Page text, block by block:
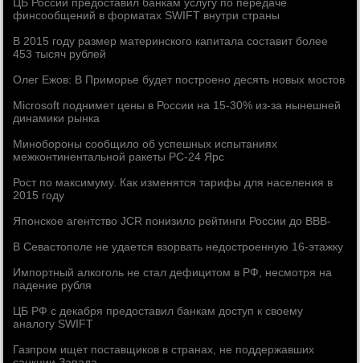
финсообщений в форматах SWIFT внутри страны
В 2015 году размер материнского капитала составит более
453 тысяч рублей
Олег Ежов: В Приморье будет построено десять новых мостов
Microsoft поднимет цены в России на 15-30% из-за нынешней
динамики рынка
Минобороны сообщило об успешных испытаниях
межконтинентальной ракеты РС-24 Ярс
Рост по максимуму. Как изменятся тарифы для населения в
2015 году
Японское агентство JCR понизило рейтинги России до ВВВ-
В Севастополе не удается взорвать недостроенную 16-этажку
Импортный алкоголь не стал дефицитом в РФ, несмотря на
падение рубля
ЦБ РФ с декабря предоставил банкам доступ к своему
аналогу SWIFT
Газпром ищет поставщиков в странах, не поддержавших